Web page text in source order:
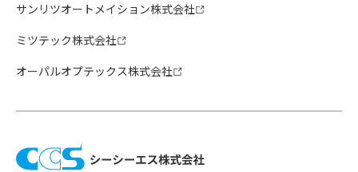
サンリツオートメイション株式会社
ミツテック株式会社
オーパルオプテックス株式会社